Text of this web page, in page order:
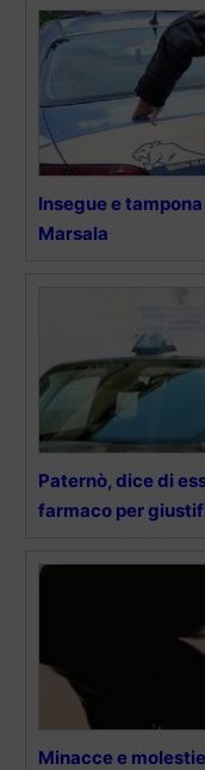
Insegue e
Marsala
Paternò, dice di
farmaco per
Minacce e